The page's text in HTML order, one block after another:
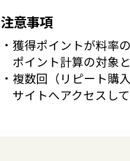
注意事項
獲得ポイントが料率
ポイント計算の対象
複数回（リピート購
サイトへアクセスし